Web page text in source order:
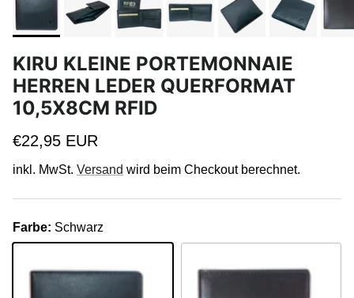
KIRU KLEINE PORTEMONNAIE
HERREN LEDER QUERFORMAT
10,5X8CM RFID
Normaler Preis
€22,95 EUR
inkl. MwSt. Versand wird beim Checkout berechnet.
Farbe: Schwarz